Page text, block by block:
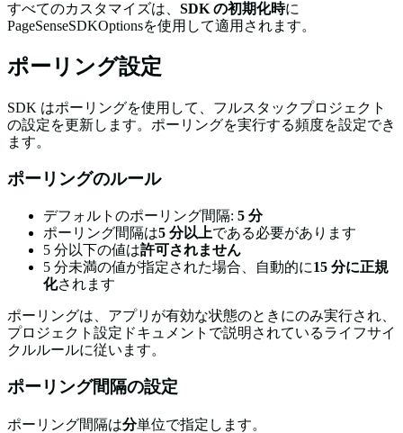
すべてのカスタマイズは、 SDK の初期化時に
PageSenseSDKOptionsを使用して適用されます。
ポーリング設定
SDK はポーリングを使用して、フルスタックプロジェクト
の設定を更新します。ポーリングを実行する頻度を設定でき
ます。
ポーリングのルール
デフォルトのポーリング間隔: 5 分
ポーリング間隔は5 分以上である必要があります
5 分以下の値は許可されません
5 分未満の値が指定された場合、自動的に15 分に正規
化されます
ポーリングは、アプリが有効な状態のときにのみ実行され、
プロジェクト設定ドキュメントで説明されているライフサイ
クルルールに従います。
ポーリング間隔の設定
ポーリング間隔は分単位で指定します。